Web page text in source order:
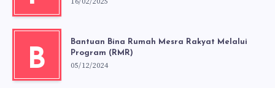
B
Bantuan Bina Rumah Mesra Rakyat Melalui
Program (RMR)
05/12/2024